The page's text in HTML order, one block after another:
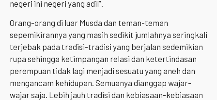
negeri ini negeri yang adil”.
Orang-orang di luar Musda dan teman-teman
sepemikirannya yang masih sedikit jumlahnya seringkali
terjebak pada tradisi-tradisi yang berjalan sedemikian
rupa sehingga ketimpangan relasi dan ketertindasan
perempuan tidak lagi menjadi sesuatu yang aneh dan
mengancam kehidupan. Semuanya dianggap wajar-
wajar saja. Lebih jauh tradisi dan kebiasaan-kebiasaan